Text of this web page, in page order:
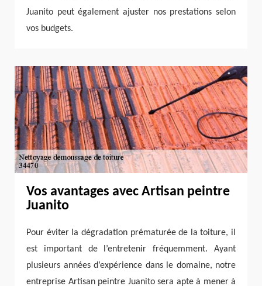
Juanito peut également ajuster nos prestations selon
vos budgets.
Vos avantages avec Artisan peintre
Juanito
Pour éviter la dégradation prématurée de la toiture, il
est important de l’entretenir fréquemment. Ayant
plusieurs années d’expérience dans le domaine, notre
entreprise Artisan peintre Juanito sera apte à mener à